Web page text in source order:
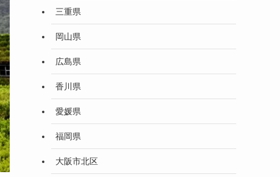
三重県
岡山県
広島県
香川県
愛媛県
福岡県
大阪市北区